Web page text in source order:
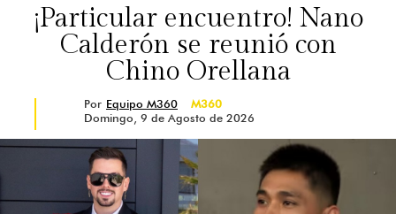
¡Particular encuentro! Nano
Calderón se reunió con
Chino Orellana
Por Equipo M360
M360
Domingo, 9 de Agosto de 2026